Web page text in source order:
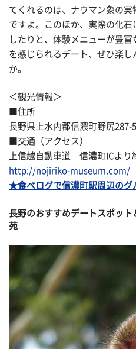
てくれるのは、ナウマン象の
ですよ。このほか、実際の化
したりと、体験メニューが豊
を感じられるデート、ぜひ楽し
か。
＜観光情報＞
■住所
長野県上水内郡信濃町野尻287-5
■交通（アクセス）
上信越自動車道 信濃町ICより
http://nojiriko-museum.com/
★食べログで信濃町駅周辺のグ
長野のおすすめデートスポット
苑